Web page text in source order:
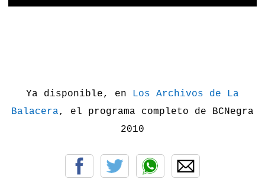
Ya disponible, en Los Archivos de La
Balacera, el programa completo de BCNegra
2010